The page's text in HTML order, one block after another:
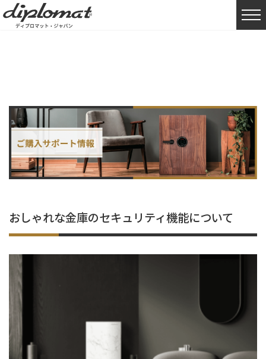
HOME 購入サポート情報 おしゃれな金庫のセキュリティ機
おしゃれな金庫のセキュリティ機能について